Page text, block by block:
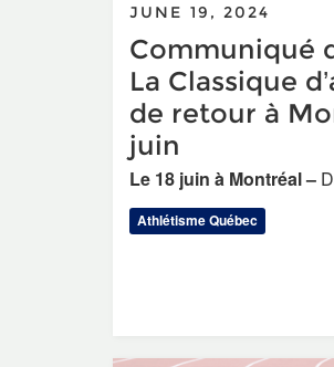
JUNE 19, 2024
Communiqué
La Classique
de retour à
juin
Le 18 juin à Montréal –
Athlétisme Québec